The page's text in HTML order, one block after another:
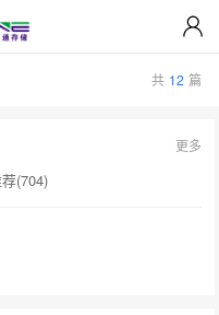
共 12 篇
(704)
更多